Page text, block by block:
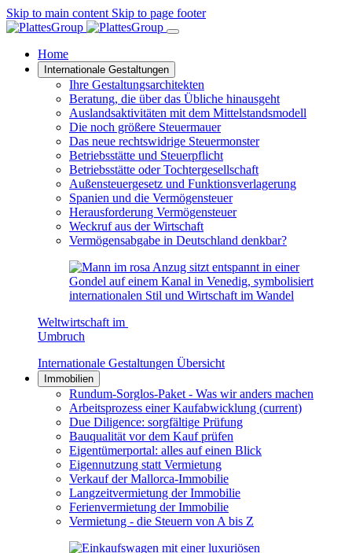
Skip to main content Skip to page footer
Home
Internationale Gestaltungen
Ihre Gestaltungsarchitekten
Beratung, die über das Übliche hinausgeht
Auslandsaktivitäten mit dem Mittelstandsmodell
Die noch größere Steuermauer
Das neue rechtswidrige Steuermonster
Betriebsstätte und Steuerpflicht
Betriebsstätte oder Tochtergesellschaft
Außensteuergesetz und Funktionsverlagerung
Spanien und die Vermögensteuer
Herausforderung Vermögensteuer
Weckruf aus der Wirtschaft
Vermögensabgabe in Deutschland denkbar?
Weltwirtschaft im
Umbruch
Internationale Gestaltungen Übersicht
Immobilien
Rundum-Sorglos-Paket - Was wir anders machen
Arbeitsprozess einer Kaufabwicklung (current)
Due Diligence: sorgfältige Prüfung
Bauqualität vor dem Kauf prüfen
Eigentümerportal: alles auf einen Blick
Eigennutzung statt Vermietung
Verkauf der Mallorca-Immobilie
Langzeitvermietung der Immobilie
Ferienvermietung der Immobilie
Vermietung - die Steuern von A bis Z